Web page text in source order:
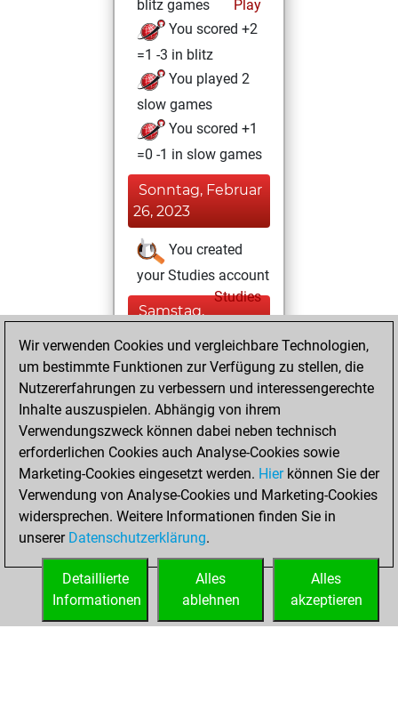
blitz games
Play
You scored +2
=1 -3 in blitz
You played 2
slow games
You scored +1
=0 -1 in slow games
Sonntag, Februar
26, 2023
You created
your Studies account
Studies
Samstag,
You played 2
bullet games
Play
You scored +0
=0 -2 in bullet
Dienstag, April 26,
2022
You created
your Fritz account
Wir verwenden Cookies und vergleichbare Technologien,
um bestimmte Funktionen zur Verfügung zu stellen, die
Nutzererfahrungen zu verbessern und interessengerechte
Inhalte auszuspielen. Abhängig von ihrem
Verwendungszweck können dabei neben technisch
erforderlichen Cookies auch Analyse-Cookies sowie
Marketing-Cookies eingesetzt werden. Hierkönnen Sie der
Verwendung von Analyse-Cookies und Marketing-Cookies
widersprechen. Weitere Informationen finden Sie in
unserer Datenschutzerklärung.
Alles
akzeptieren
Alles
ablehnen
Detaillierte
Informationen